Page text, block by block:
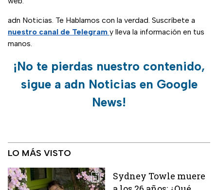
adn Noticias. Te Hablamos con la verdad. Suscríbete a
nuestro canal de Telegram y lleva la información en tus
manos.
¡No te pierdas nuestro contenido,
sigue a adn Noticias en Google
News!
LO MÁS VISTO
Sydney Towle muere